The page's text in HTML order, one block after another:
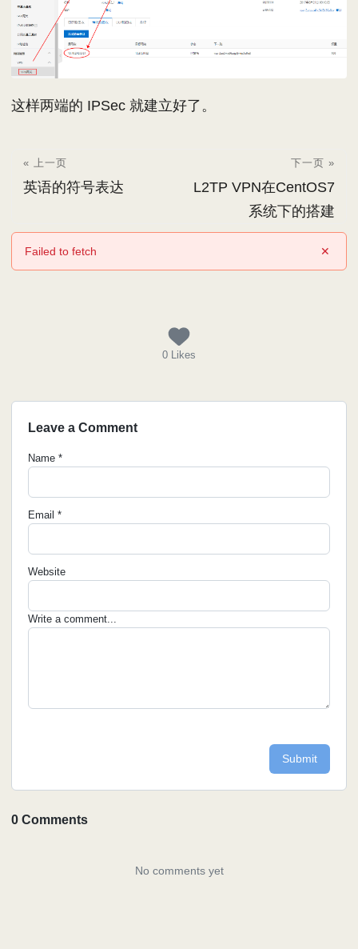
这样两端的 IPSec 就建立好了。
« 上一页
英语的符号表达
下一页 »
L2TP VPN在CentOS7
系统下的搭建